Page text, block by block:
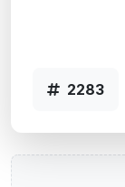
2283